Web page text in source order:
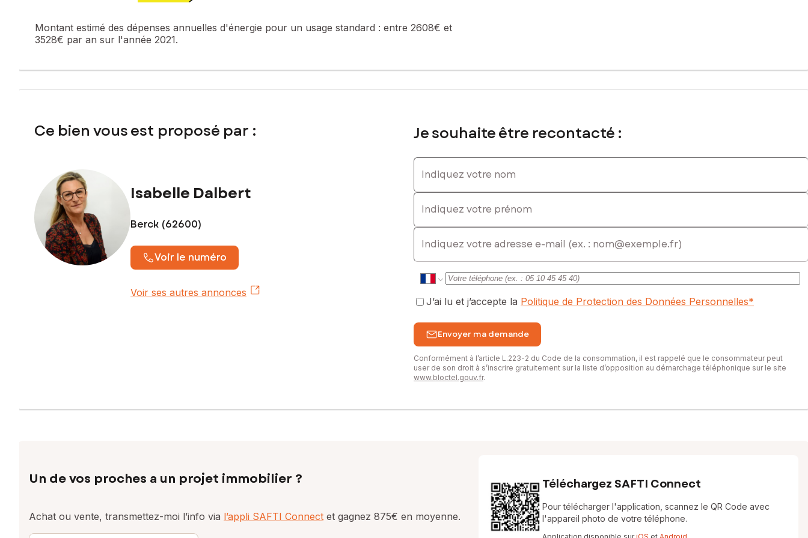
Montant estimé des dépenses annuelles d'énergie pour un usage standard : entre 2608€ et
3528€ par an sur l'année 2021.
Ce bien vous est proposé par :
Isabelle Dalbert
Berck (62600)
Voir le numéro
Voir ses autres annonces
Je souhaite être recontacté :
Indiquez votre nom
Indiquez votre prénom
E-mail
J’ai lu et j’accepte la Politique de Protection des Données Personnelles*
Envoyer ma demande
Conformément à l’article L.223-2 du Code de la consommation, il est rappelé que le consommateur peut
user de son droit à s’inscrire gratuitement sur la liste d’opposition au démarchage téléphonique sur le site
www.bloctel.gouv.fr.
Un de vos proches a un projet immobilier ?
Achat ou vente, transmettez-moi l’info via l’appli SAFTI Connect et gagnez 875€ en moyenne.
Téléchargez SAFTI Connect
Pour télécharger l'application, scannez le QR Code avec
l'appareil photo de votre téléphone.